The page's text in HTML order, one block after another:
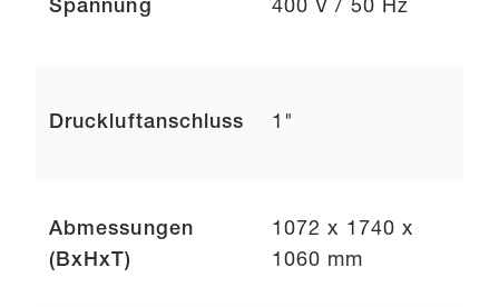
Spannung 400 V / 50 Hz
Druckluftanschluss 1"
Abmessungen
(BxHxT)
1072 x 1740 x
1060 mm